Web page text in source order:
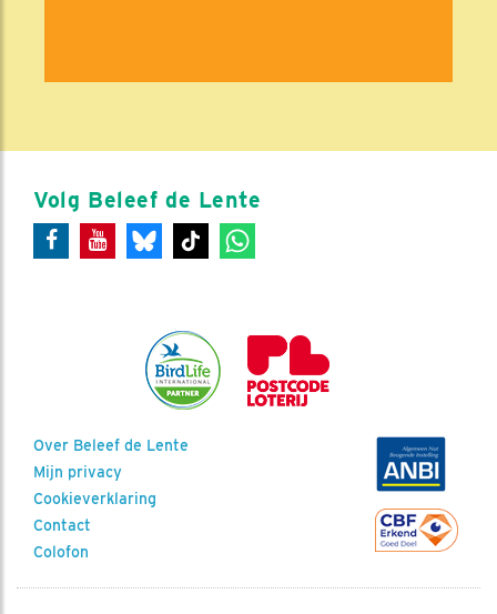
Volg Beleef de Lente
Over Beleef de Lente
Mijn privacy
Cookieverklaring
Contact
Colofon